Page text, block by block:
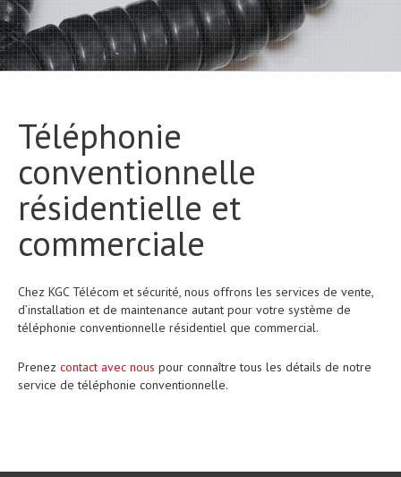
Téléphonie
conventionnelle
résidentielle et
commerciale
Chez KGC Télécom et sécurité, nous offrons les services de vente,
d’installation et de maintenance autant pour votre système de
téléphonie conventionnelle résidentiel que commercial.
Prenez contact avec nous pour connaître tous les détails de notre
service de téléphonie conventionnelle.